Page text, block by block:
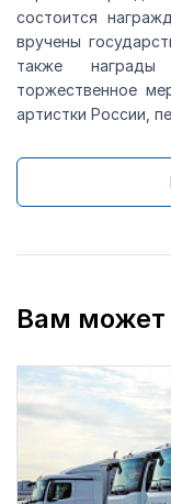
состоится
вручены
также
торжественное
артистки России,
Вам может